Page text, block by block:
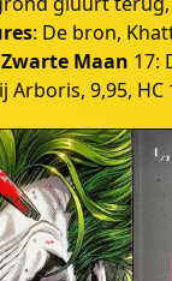
: De bron,
Maan 17:
Arboris, 9,95, HC